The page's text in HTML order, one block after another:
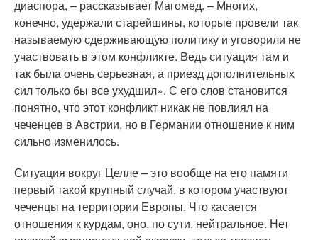
диаспора, – рассказывает Магомед. – Многих,
конечно, удержали старейшины, которые провели так
называемую сдерживающую политику и уговорили не
участвовать в этом конфликте. Ведь ситуация там и
так была очень серьезная, а приезд дополнительных
сил только бы все ухудшил». С его слов становится
понятно, что этот конфликт никак не повлиял на
чеченцев в Австрии, но в Германии отношение к ним
сильно изменилось.
Ситуация вокруг Целле – это вообще на его памяти
первый такой крупный случай, в котором участвуют
чеченцы на территории Европы. Что касается
отношения к курдам, оно, по сути, нейтральное. Нет